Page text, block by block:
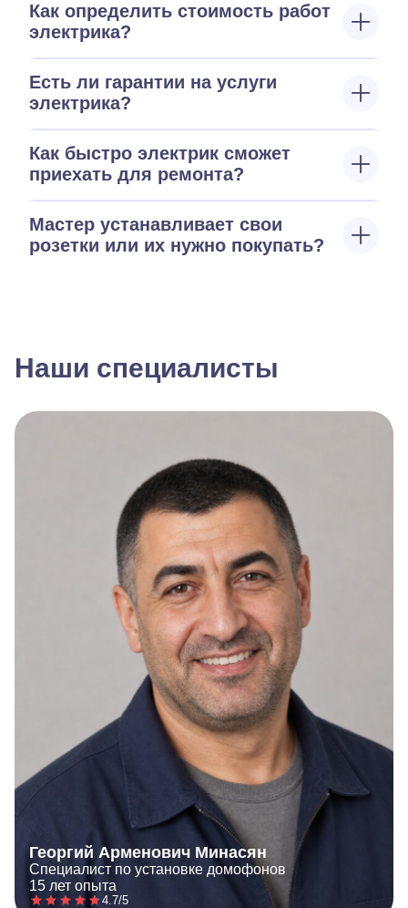
Как определить стоимость работ
электрика?
Есть ли гарантии на услуги
электрика?
Как быстро электрик сможет
приехать для ремонта?
Мастер устанавливает свои
розетки или их нужно покупать?
Наши специалисты
Георгий Арменович Минасян
Специалист по установке домофонов
15 лет опыта
4.7/5